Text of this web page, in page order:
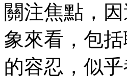
關注焦點，
象來看，包
的容忍，似